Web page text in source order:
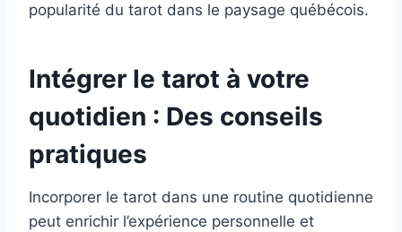
popularité du tarot dans le paysage québécois.
Intégrer le tarot à votre
quotidien : Des conseils
pratiques
Incorporer le tarot dans une routine quotidienne
peut enrichir l’expérience personnelle et